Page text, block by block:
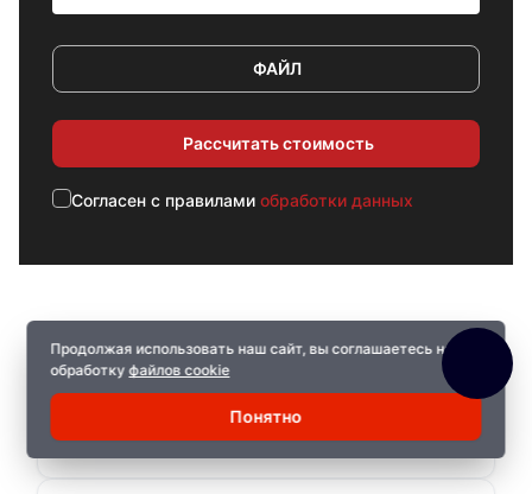
Рассчитать стоимость
ФАЙЛ
Cогласен с правилами обработки данных
Прямые поставки
Работаем напрямую с заводами. Вы
получаете заводское качество без наценок
Продолжая использовать наш сайт, вы соглашаетесь на
обработкуфайлов cookie
Понятно